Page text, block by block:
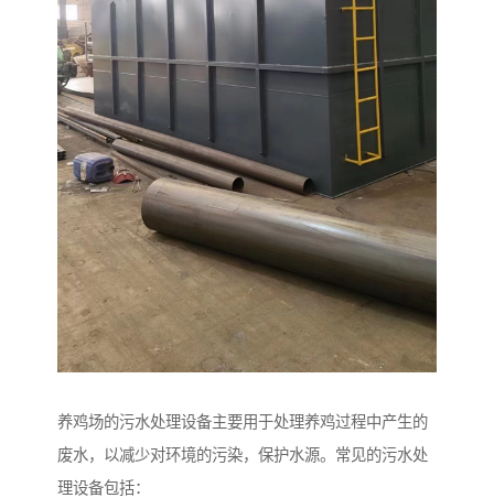
养鸡场的污水处理设备主要用于处理养鸡过程中产生的
废水，以减少对环境的污染，保护水源。常见的污水处
理设备包括：